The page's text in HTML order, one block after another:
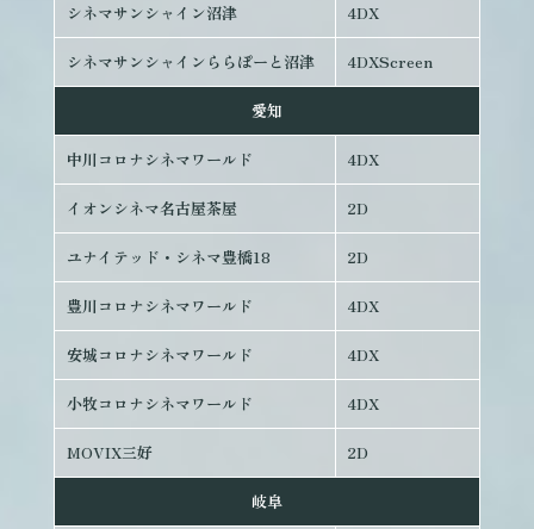
シネマサンシャイン沼津 4DX
シネマサンシャインららぽーと沼津 4DXScreen
愛知
中川コロナシネマワールド 4DX
イオンシネマ名古屋茶屋 2D
ユナイテッド・シネマ豊橋18 2D
豊川コロナシネマワールド 4DX
安城コロナシネマワールド 4DX
小牧コロナシネマワールド 4DX
MOVIX三好 2D
岐阜